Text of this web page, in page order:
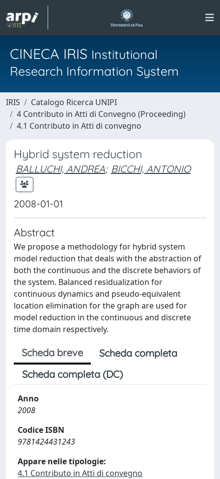
CINECA IRIS Institutional
Research Information System
IRIS
Catalogo Ricerca UNIPI
4 Contributo in Atti di Convegno (Proceeding)
4.1 Contributo in Atti di convegno
Hybrid system reduction
BALLUCHI, ANDREA; BICCHI, ANTONIO
2008-01-01
Abstract
We propose a methodology for hybrid system
model reduction that deals with the abstraction of
both the continuous and the discrete behaviors of
the system. Balanced residualization for
continuous dynamics and pseudo-equivalent
location elimination for the graph are used for
model reduction in the continuous and discrete
time domain respectively.
Scheda breve
Scheda completa
Scheda completa (DC)
Anno
2008
Codice ISBN
9781424431243
Appare nelle tipologie:
4.1 Contributo in Atti di convegno